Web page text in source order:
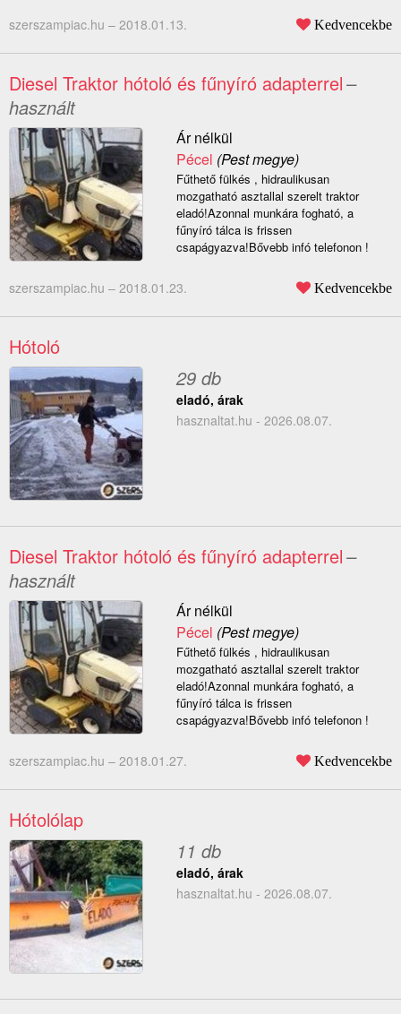
szerszampiac.hu – 2018.01.13. Kedvencekbe
Diesel Traktor hótoló és fűnyíró adapterrel–
használt
Ár nélkül
Pécel (Pest megye)
Fűthető fülkés , hidraulikusan
mozgatható asztallal szerelt traktor
eladó!Azonnal munkára fogható, a
fűnyíró tálca is frissen
csapágyazva!Bővebb infó telefonon !
szerszampiac.hu – 2018.01.23. Kedvencekbe
Hótoló
29 db
eladó, árak
hasznaltat.hu - 2026.08.07.
Diesel Traktor hótoló és fűnyíró adapterrel–
használt
Ár nélkül
Pécel (Pest megye)
Fűthető fülkés , hidraulikusan
mozgatható asztallal szerelt traktor
eladó!Azonnal munkára fogható, a
fűnyíró tálca is frissen
csapágyazva!Bővebb infó telefonon !
szerszampiac.hu – 2018.01.27. Kedvencekbe
Hótolólap
11 db
eladó, árak
hasznaltat.hu - 2026.08.07.